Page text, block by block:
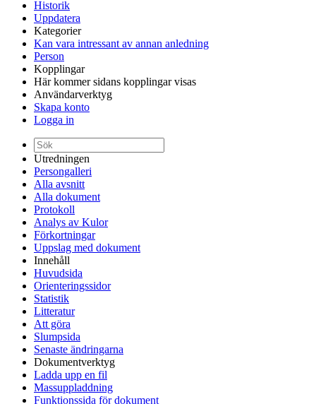
Historik
Uppdatera
Kategorier
Kan vara intressant av annan anledning
Person
Kopplingar
Här kommer sidans kopplingar visas
Användarverktyg
Skapa konto
Logga in
Utredningen
Persongalleri
Alla avsnitt
Alla dokument
Protokoll
Analys av Kulor
Förkortningar
Uppslag med dokument
Innehåll
Huvudsida
Orienteringssidor
Statistik
Litteratur
Att göra
Slumpsida
Senaste ändringarna
Dokumentverktyg
Ladda upp en fil
Massuppladdning
Funktionssida för dokument